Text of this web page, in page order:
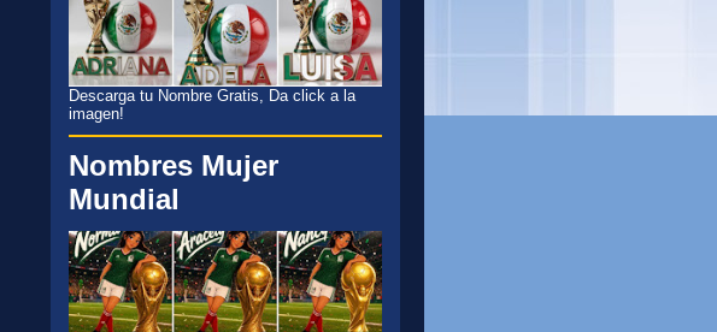
Descarga tu Nombre Gratis, Da click a la
imagen!
Nombres Mujer
Mundial